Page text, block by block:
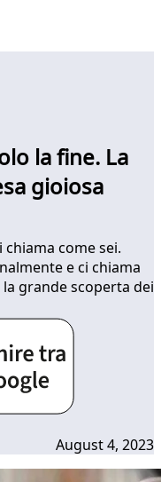
la fine. La
gioiosa
come sei.
e ci chiama
grande scoperta dei
August 4, 2023